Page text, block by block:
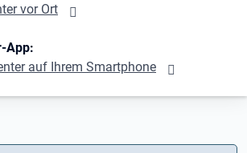
vor Ort
App:
auf Ihrem Smartphone